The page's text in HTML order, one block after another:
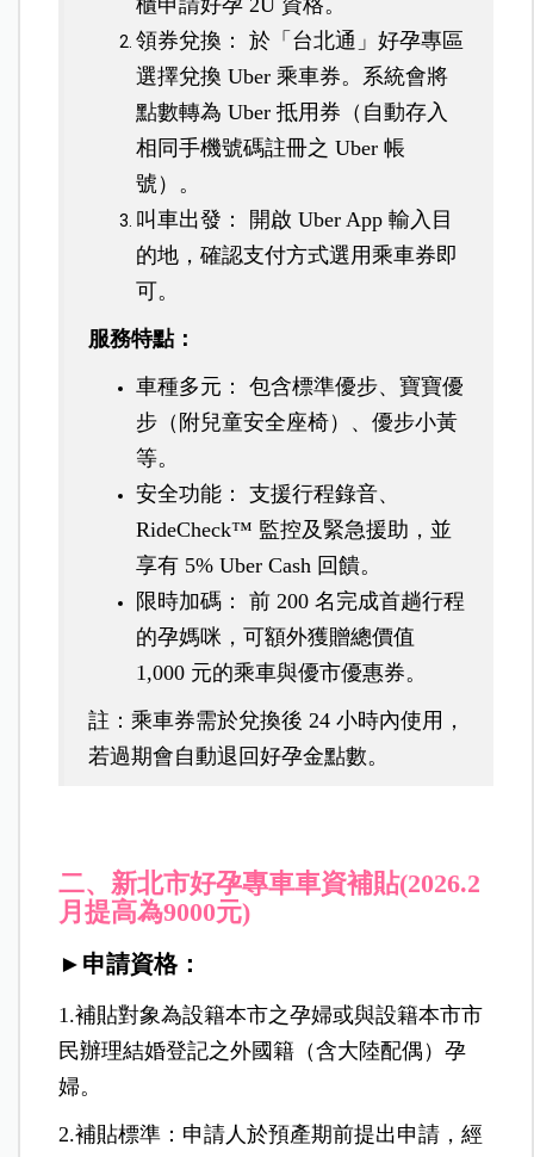
櫃申請好孕 2U 資格。
領券兌換： 於「台北通」好孕專區
選擇兌換 Uber 乘車券。系統會將
點數轉為 Uber 抵用券（自動存入
相同手機號碼註冊之 Uber 帳
號）。
叫車出發： 開啟 Uber App 輸入目
的地，確認支付方式選用乘車券即
可。
服務特點：
車種多元： 包含標準優步、寶寶優
步（附兒童安全座椅）、優步小黃
等。
安全功能： 支援行程錄音、
RideCheck™ 監控及緊急援助，並
享有 5% Uber Cash 回饋。
限時加碼： 前 200 名完成首趟行程
的孕媽咪，可額外獲贈總價值
1,000 元的乘車與優市優惠券。
註：乘車券需於兌換後 24 小時內使用，
若過期會自動退回好孕金點數。
二、新北市好孕專車車資補貼(2026.2
月提高為9000元)
►申請資格：
1.補貼對象為設籍本市之孕婦或與設籍本市市
民辦理結婚登記之外國籍（含大陸配偶）孕
婦。
2.補貼標準：申請人於預產期前提出申請，經